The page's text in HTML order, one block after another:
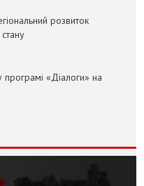
розвиток
«Діалоги» на